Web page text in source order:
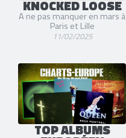
KNOCKED LOOSE
A ne pas manquer en mars à
Paris et Lille
11/02/2025
TOP ALBUMS